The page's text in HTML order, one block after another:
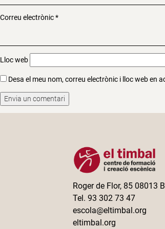
Correu electrònic*
Lloc web
Desa el meu nom, correu electrònic i lloc web en
Roger de Flor, 85 08013
Tel. 93 302 73 47
escola@eltimbal.org
eltimbal.org